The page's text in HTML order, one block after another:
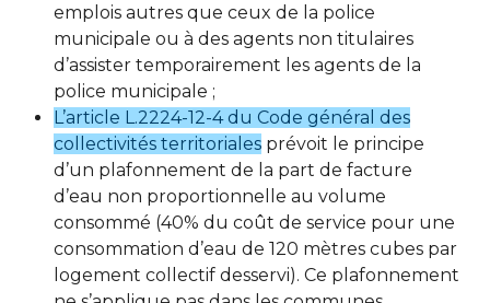
emplois autres que ceux de la police
municipale ou à des agents non titulaires
d’assister temporairement les agents de la
police municipale ;
L’article L.2224-12-4 du Code général des
collectivités territoriales prévoit le principe
d’un plafonnement de la part de facture
d’eau non proportionnelle au volume
consommé (40% du coût de service pour une
consommation d’eau de 120 mètres cubes par
logement collectif desservi). Ce plafonnement